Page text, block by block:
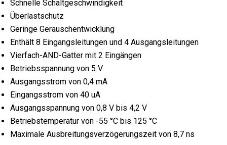
Schnelle Schaltgeschwindigkeit
Überlastschutz
Geringe Geräuschentwicklung
Enthält 8 Eingangsleitungen und 4 Ausgangsleitungen
Vierfach-AND-Gatter mit 2 Eingängen
Betriebsspannung von 5 V
Ausgangsstrom von 0,4 mA
Eingangsstrom von 40 uA
Ausgangsspannung von 0,8 V bis 4,2 V
Betriebstemperatur von -55 °C bis 125 °C
Maximale Ausbreitungsverzögerungszeit von 8,7 ns